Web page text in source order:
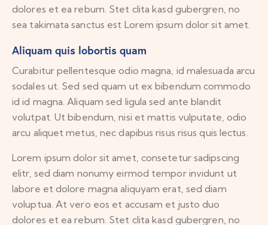
dolores et ea rebum. Stet clita kasd gubergren, no
sea takimata sanctus est Lorem ipsum dolor sit amet.
Aliquam quis lobortis quam
Curabitur pellentesque odio magna, id malesuada arcu
sodales ut. Sed sed quam ut ex bibendum commodo
id id magna. Aliquam sed ligula sed ante blandit
volutpat. Ut bibendum, nisi et mattis vulputate, odio
arcu aliquet metus, nec dapibus risus risus quis lectus.
Lorem ipsum dolor sit amet, consetetur sadipscing
elitr, sed diam nonumy eirmod tempor invidunt ut
labore et dolore magna aliquyam erat, sed diam
voluptua. At vero eos et accusam et justo duo
dolores et ea rebum. Stet clita kasd gubergren, no